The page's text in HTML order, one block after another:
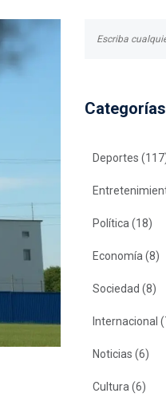
Categorías
Deportes
Política (18)
Economía (8)
Sociedad (8)
Internacional
Noticias (6)
Cultura (6)